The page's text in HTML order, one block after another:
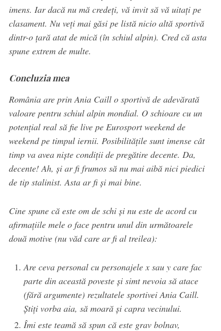
imens. Iar dacă nu mă credeți, vă invit să vă uitați pe
clasament. Nu veți mai găsi pe listă nicio altă sportivă
dintr-o țară atat de mică (în schiul alpin). Cred că asta
spune extrem de multe.
Concluzia mea
România are prin Ania Caill o sportivă de adevărată
valoare pentru schiul alpin mondial. O schioare cu un
potențial real să fie live pe Eurosport weekend de
weekend pe timpul iernii. Posibilitățile sunt imense cât
timp va avea niște condiții de pregătire decente. Da,
decente! Ah, și ar fi frumos să nu mai aibă nici piedici
de tip stalinist. Asta ar fi și mai bine.
Cine spune că este om de schi și nu este de acord cu
afirmațiile mele o face pentru unul din următoarele
două motive (nu văd care ar fi al treilea):
Are ceva personal cu personajele x sau y care fac
parte din această poveste și simt nevoia să atace
(fără argumente) rezultatele sportivei Ania Caill.
Știți vorba aia, să moară și capra vecinului.
Îmi este teamă să spun că este grav bolnav,